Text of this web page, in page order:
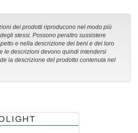
dei prodotti riproducono nel modo più
stessi. Possono peraltro sussistere
e nella descrizione dei beni e dei loro
le descrizioni devono quindi intendersi
la descrizione del prodotto contenuta nel